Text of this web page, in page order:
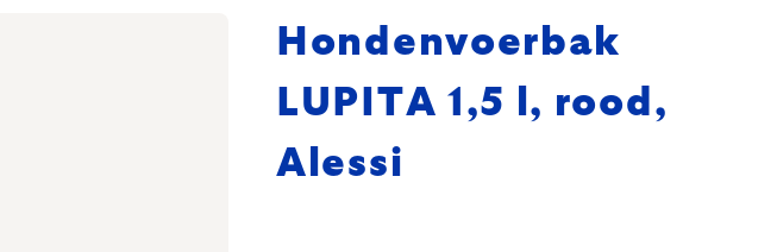
Hondenvoerbak
LUPITA 1,5 l, rood,
Alessi